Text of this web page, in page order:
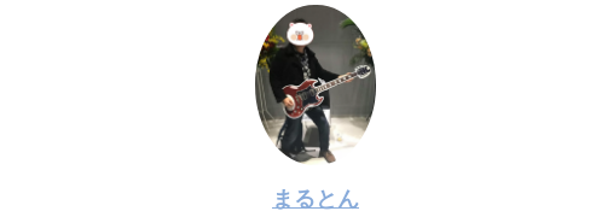
まるとん